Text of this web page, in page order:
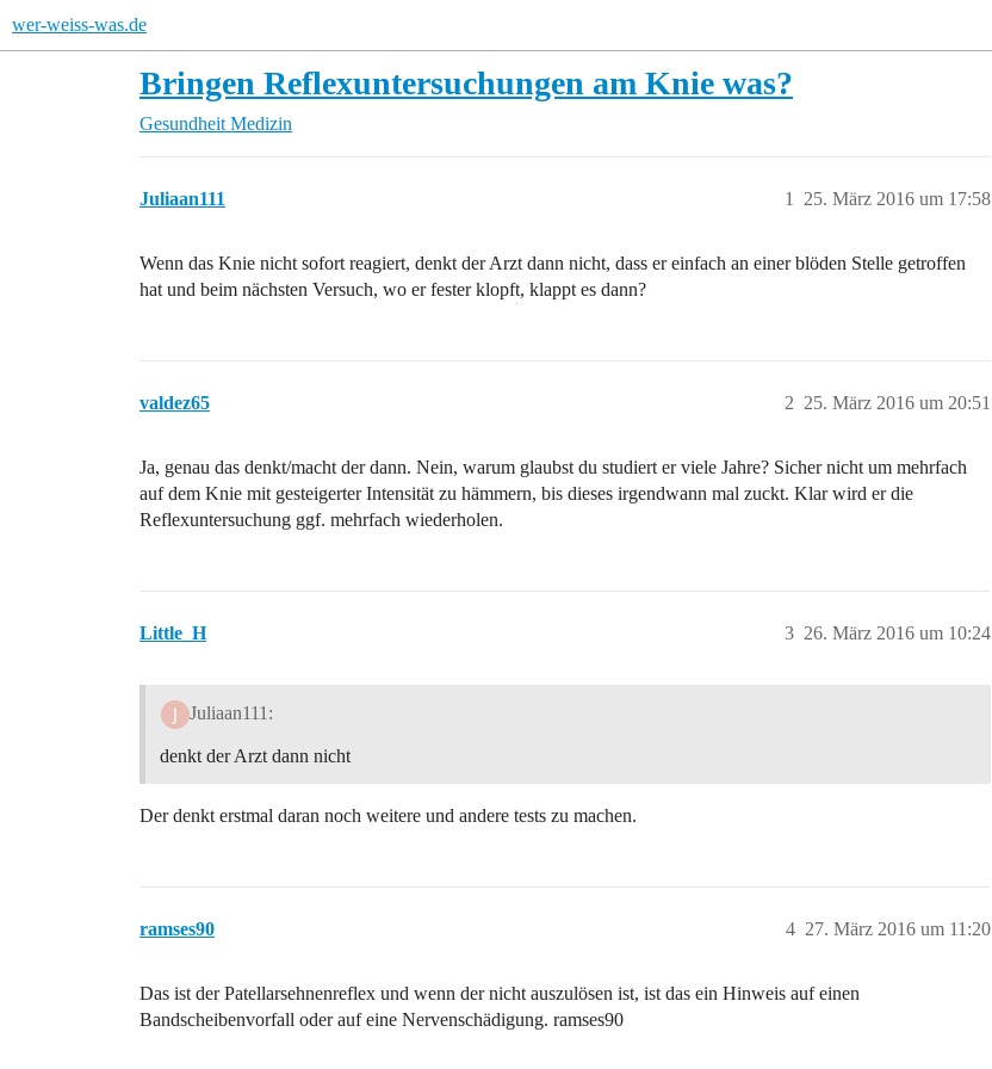
wer-weiss-was.de
Bringen Reflexuntersuchungen am Knie was?
Gesundheit Medizin
Juliaan111 25. März 2016 um 17:58
1
Wenn das Knie nicht sofort reagiert, denkt der Arzt dann nicht, dass er einfach an einer blöden Stelle getroffen
hat und beim nächsten Versuch, wo er fester klopft, klappt es dann?
valdez65 25. März 2016 um 20:51
2
Ja, genau das denkt/macht der dann. Nein, warum glaubst du studiert er viele Jahre? Sicher nicht um mehrfach
auf dem Knie mit gesteigerter Intensität zu hämmern, bis dieses irgendwann mal zuckt. Klar wird er die
Reflexuntersuchung ggf. mehrfach wiederholen.
Little_H 26. März 2016 um 10:24
3
Juliaan111:
denkt der Arzt dann nicht
Der denkt erstmal daran noch weitere und andere tests zu machen.
ramses90 27. März 2016 um 11:20
4
Das ist der Patellarsehnenreflex und wenn der nicht auszulösen ist, ist das ein Hinweis auf einen
Bandscheibenvorfall oder auf eine Nervenschädigung. ramses90